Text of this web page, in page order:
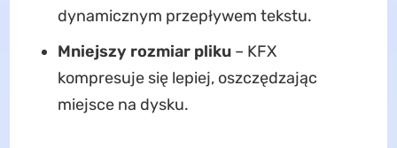
dynamicznym przepływem tekstu.
Mniejszy rozmiar pliku– KFX
kompresuje się lepiej, oszczędzając
miejsce na dysku.